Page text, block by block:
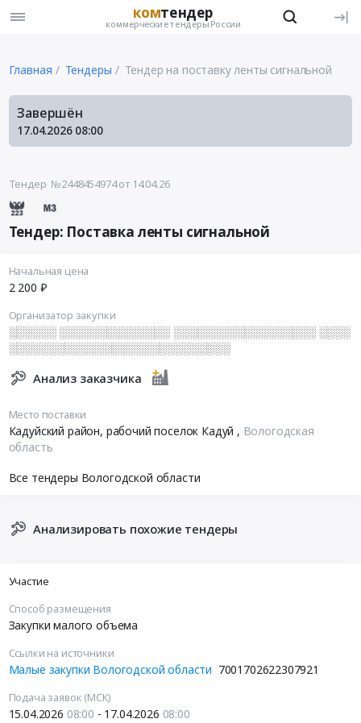
комтендер
коммерческие тендеры России
Главная Тендеры Тендер на поставку ленты сигнальной
Завершён
17.04.2026 08:00
Тендер №2448454974от 14.04.26
Тендер: Поставка ленты сигнальной
Начальная цена
2 200 ₽
Организатор закупки
░░░░░░ ░░░░░░░░░░░░░░ ░░░░░░░░░░░░░░░░░░ ░░░░
░░░░░░░░░░░░░░░░░░░░░░░░░░░░
Анализ заказчика
Место поставки
Кадуйский район, рабочий поселок Кадуй , Вологодская
область
Все тендеры Вологодской области
Анализировать похожие тендеры
Участие
Способ размещения
Закупки малого объема
Ссылки на источники
Малые закупки Вологодской области 7001702622307921
Подача заявок (МСК)
15.04.2026 08:00 - 17.04.2026 08:00